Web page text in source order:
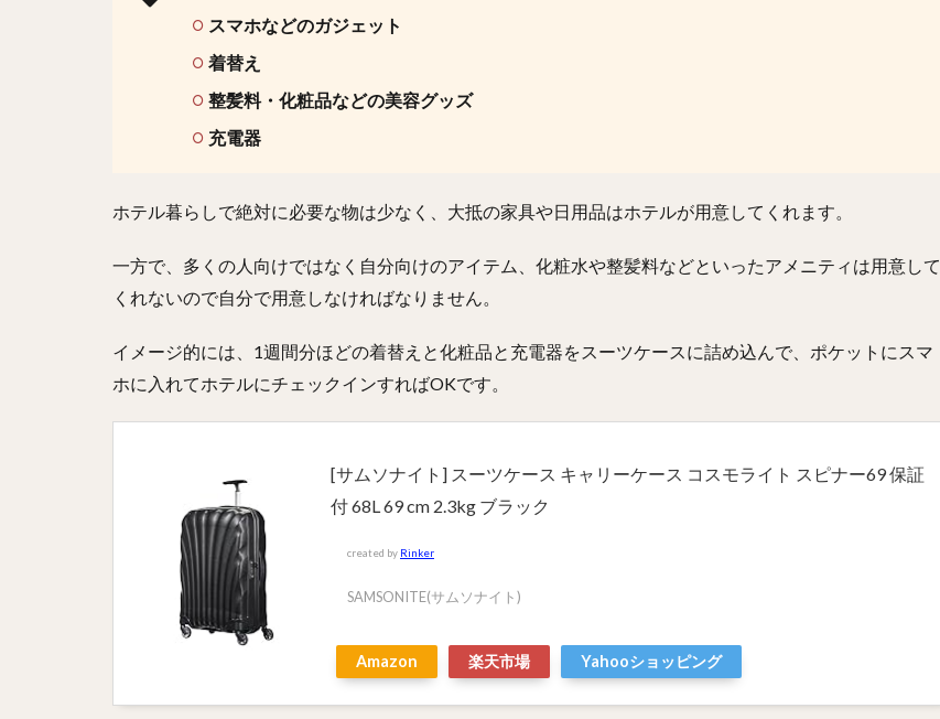
スマホなどのガジェット
着替え
整髪料・化粧品などの美容グッズ
充電器
ホテル暮らしで絶対に必要な物は少なく、大抵の家具や日用品はホテルが用意してくれます。
一方で、多くの人向けではなく自分向けのアイテム、化粧水や整髪料などといったアメニティは用意して
くれないので自分で用意しなければなりません。
イメージ的には、1週間分ほどの着替えと化粧品と充電器をスーツケースに詰め込んで、ポケットにスマ
ホに入れてホテルにチェックインすればOKです。
[サムソナイト] スーツケース キャリーケース コスモライト スピナー69 保証
付 68L 69 cm 2.3kg ブラック
created by Rinker
SAMSONITE(サムソナイト)
Amazon 楽天市場 Yahooショッピング